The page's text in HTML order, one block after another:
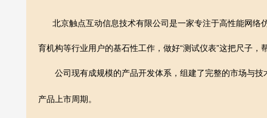
北京触点互动信息技术有限公司是一家专注于高性能网络
育机构等行业用户的基石性工作，做好“测试仪表”这把尺子
公司现有成规模的产品开发体系，组建了完整的市场与技
产品上市周期。